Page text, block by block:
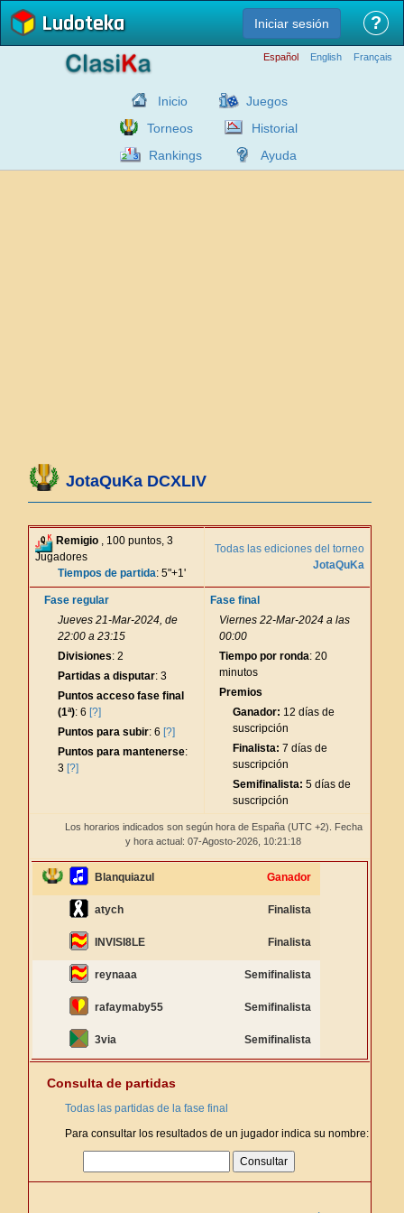
Ludoteka Iniciar sesión ?
Español English Français
Inicio
Juegos
Torneos
Historial
Rankings
Ayuda
JotaQuKa DCXLIV
Remigio , 100 puntos, 3
Jugadores
Tiempos de partida: 5"+1'
Todas las ediciones del torneo
JotaQuKa
Fase regular
Jueves 21-Mar-2024, de
22:00 a 23:15
Divisiones: 2
Partidas a disputar: 3
Puntos acceso fase final
(1ª): 6 [?]
Puntos para subir: 6 [?]
Puntos para mantenerse:
3 [?]
Fase final
Viernes 22-Mar-2024 a las
00:00
Tiempo por ronda: 20
minutos
Premios
Ganador: 12 días de
suscripción
Finalista: 7 días de
suscripción
Semifinalista: 5 días de
suscripción
Los horarios indicados son según hora de España (UTC +2). Fecha
y hora actual: 07-Agosto-2026, 10:21:18
Blanquiazul Ganador
atych Finalista
INVISI8LE Finalista
reynaaa Semifinalista
rafaymaby55 Semifinalista
3via Semifinalista
Consulta de partidas
Todas las partidas de la fase final
Para consultar los resultados de un jugador indica su nombre: